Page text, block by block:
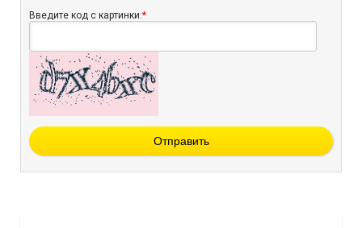
Введите код с картинки:*
Отправить